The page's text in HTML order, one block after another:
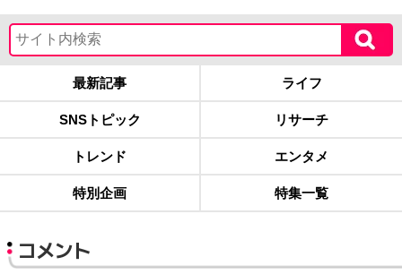
最新記事 ライフ
SNSトピック リサーチ
トレンド エンタメ
特別企画 特集一覧
コメント